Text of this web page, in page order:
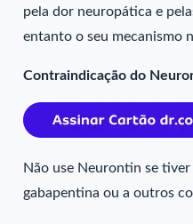
pela dor neuropática e
entanto o seu mecanismo
Contraindicação do
Não use Neurontin se
gabapentina ou a outros